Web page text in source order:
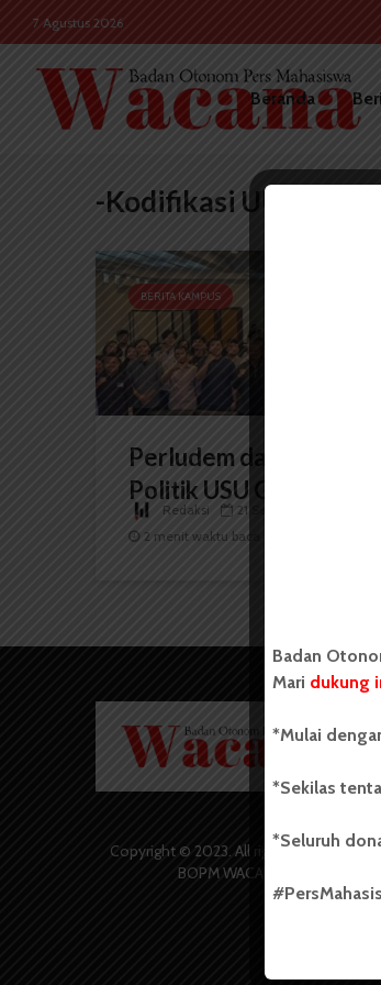
7 Agustus 2026
Beranda
-Kodifikasi UU Pemilu
BERITA KAMPUS
Perludem dan Magister
Politik USU Gelar
Redaksi
21 September 2025
2 menit waktu baca
Copyright © 2023. All rights reserved
BOPM WACANA.
Badan
Mari dukung
*Mulai
*Sekilas
*Seluruh